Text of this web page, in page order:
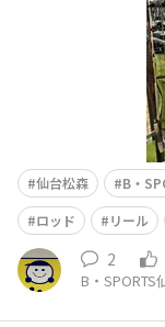
仙台松森 B・
ロッド
リール
2
B・SPORTS